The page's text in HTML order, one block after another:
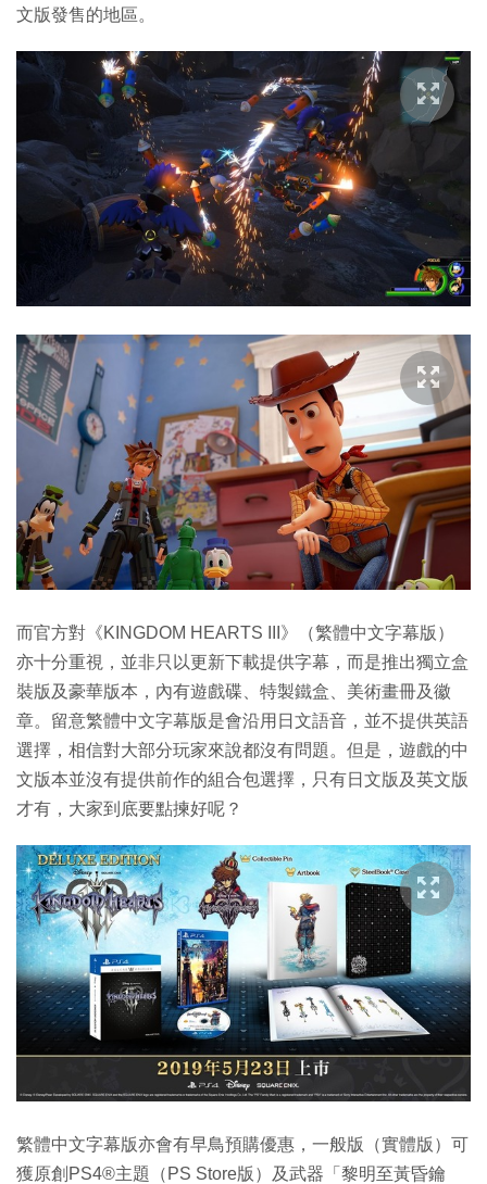
文版發售的地區。
而官方對《KINGDOM HEARTS III》（繁體中文字幕版）
亦十分重視，並非只以更新下載提供字幕，而是推出獨立盒
裝版及豪華版本，內有遊戲碟、特製鐵盒、美術畫冊及徽
章。留意繁體中文字幕版是會沿用日文語音，並不提供英語
選擇，相信對大部分玩家來說都沒有問題。但是，遊戲的中
文版本並沒有提供前作的組合包選擇，只有日文版及英文版
才有，大家到底要點揀好呢？
繁體中文字幕版亦會有早鳥預購優惠，一般版（實體版）可
獲原創PS4®主題（PS Store版）及武器「黎明至黃昏鑰